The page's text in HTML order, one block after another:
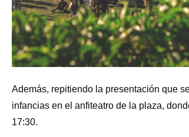
Además, repitiendo la presentación que
infancias en el anfiteatro de la plaza,
17:30.